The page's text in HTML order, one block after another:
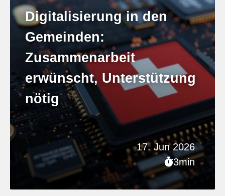
17. Jun 2026
3min
Digitalisierung in den
Gemeinden:
Zusammenarbeit
erwünscht, Unterstützung
nötig